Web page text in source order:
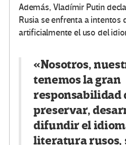
Además, Vladímir Putin
Rusia se enfrenta a intentos
artificialmente el uso del
«Nosotros,
tenemos la gran
responsabilidad
preservar,
difundir el
literatura rusos,